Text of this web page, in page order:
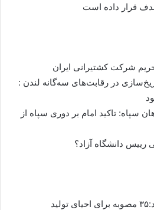
قرار داده است
شرکت کشتیرانی ایران
در رقابت‌های سه‌‌گانه لندن :
سپاه: تاکید امام بر دوری سپاه از
دانشگاه آزاد؟